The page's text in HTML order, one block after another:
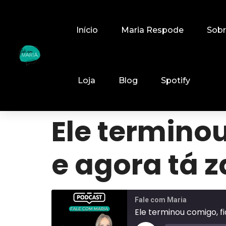
Início Maria Respode
Loja Blog Spotify
Ele
e agora tá
Fale com Maria
Ele terminou comigo,